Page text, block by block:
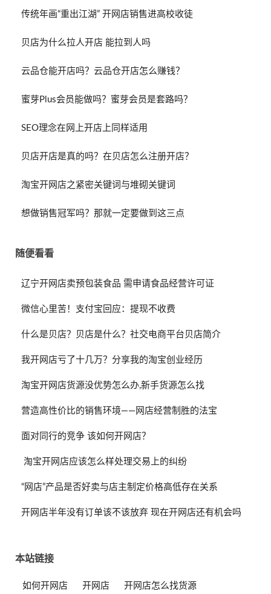
传统年画“重出江湖” 开网店销售进高校收徒
贝店为什么拉人开店 能拉到人吗
云品仓能开店吗？云品仓开店怎么赚钱？
蜜芽Plus会员能做吗？蜜芽会员是套路吗？
SEO理念在网上开店上同样适用
贝店开店是真的吗？在贝店怎么注册开店？
淘宝开网店之紧密关键词与堆砌关键词
想做销售冠军吗？那就一定要做到这三点
随便看看
辽宁开网店卖预包装食品 需申请食品经营许可证
微信心里苦！支付宝回应：提现不收费
什么是贝店？贝店是什么？社交电商平台贝店简介
我开网店亏了十几万？分享我的淘宝创业经历
淘宝开网店货源没优势怎么办,新手货源怎么找
营造高性价比的销售环境——网店经营制胜的法宝
面对同行的竞争 该如何开网店？
淘宝开网店应该怎么样处理交易上的纠纷
“网店”产品是否好卖与店主制定价格高低存在关系
开网店半年没有订单该不该放弃 现在开网店还有机会吗
本站链接
如何开网店 开网店 开网店怎么找货源